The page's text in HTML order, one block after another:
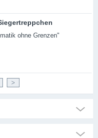
ohne Grenzen"
>